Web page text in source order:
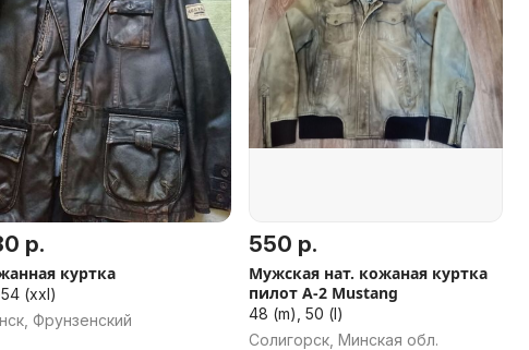
р.
куртка
(xxl)
Фрунзенский
550 р.
Мужская нат. кожаная куртка
пилот A-2 Mustang
48 (m), 50 (l)
Солигорск, Минская обл.